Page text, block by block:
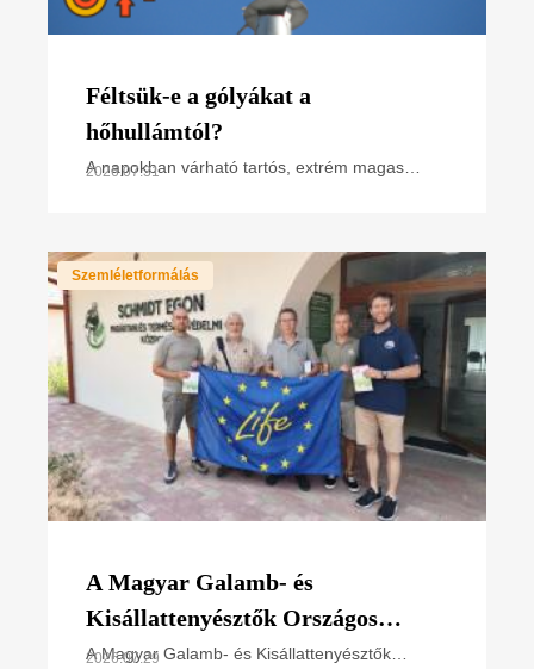
Féltsük-e a gólyákat a
hőhullámtól?
A napokban várható tartós, extrém magas
2026.07.31
Szemléletformálás
A Magyar Galamb- és
Kisállattenyésztők Országos
Szövetségének elnökével
A Magyar Galamb- és Kisállattenyésztők
2026.07.29